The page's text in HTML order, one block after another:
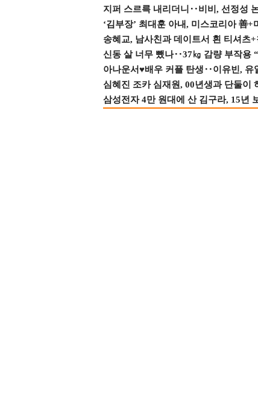
지퍼 스르륵 내리더니‥비비, 선정성
‘김부장’ 최대훈 아내, 미스코리아 善
송혜교, 남사친과 데이트서 흰 티셔츠
신동 살 너무 뺐나‥37㎏ 감량 부작용
아나운서♥배우 커플 탄생‥이유빈, 유
심혜진 조카 심재원, 00년생과 단둘
삼성전자 4만 원대에 산 김구라, 15년